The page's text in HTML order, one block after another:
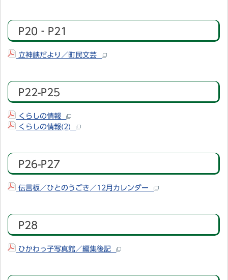
P20‐P21
立神峡だより／町民文芸
P22-P25
くらしの情報
くらしの情報(2)
P26-P27
伝言板／ひとのうごき／12月カレンダー
P28
ひかわっ子写真館／編集後記